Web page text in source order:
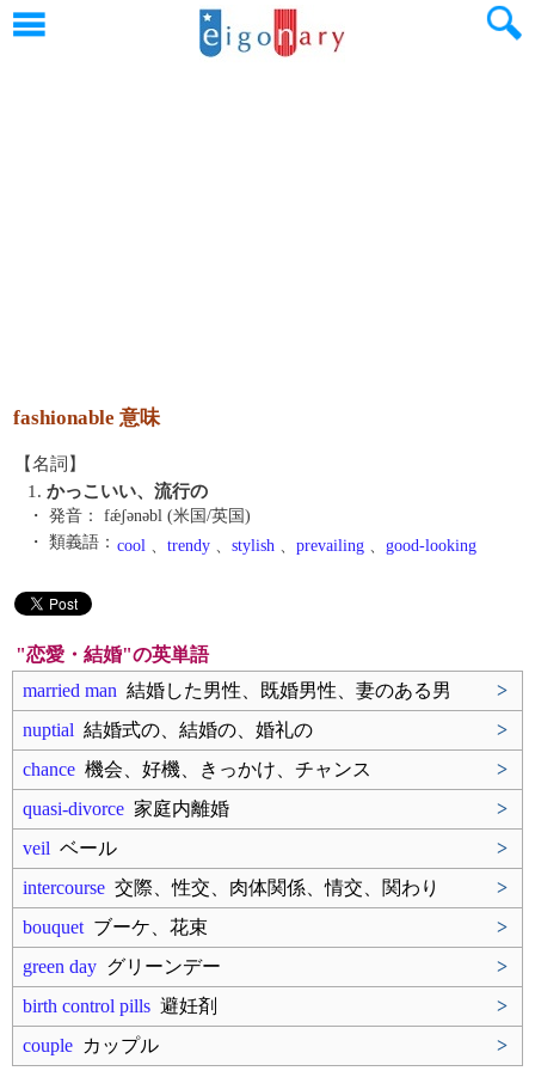
fashionable 意味
【名詞】
1. かっこいい、流行の
・ 発音：
fǽʃənəbl (米国/英国)
・ 類義語： cool 、 trendy 、 stylish 、 prevailing 、 good-looking
"恋愛・結婚"の英単語
married man 結婚した男性、既婚男性、妻のある男
>
nuptial 結婚式の、結婚の、婚礼の
>
chance 機会、好機、きっかけ、チャンス
>
quasi-divorce 家庭内離婚
>
veil ベール
>
intercourse 交際、性交、肉体関係、情交、関わり
>
bouquet ブーケ、花束
>
green day グリーンデー
>
birth control pills 避妊剤
>
couple カップル >